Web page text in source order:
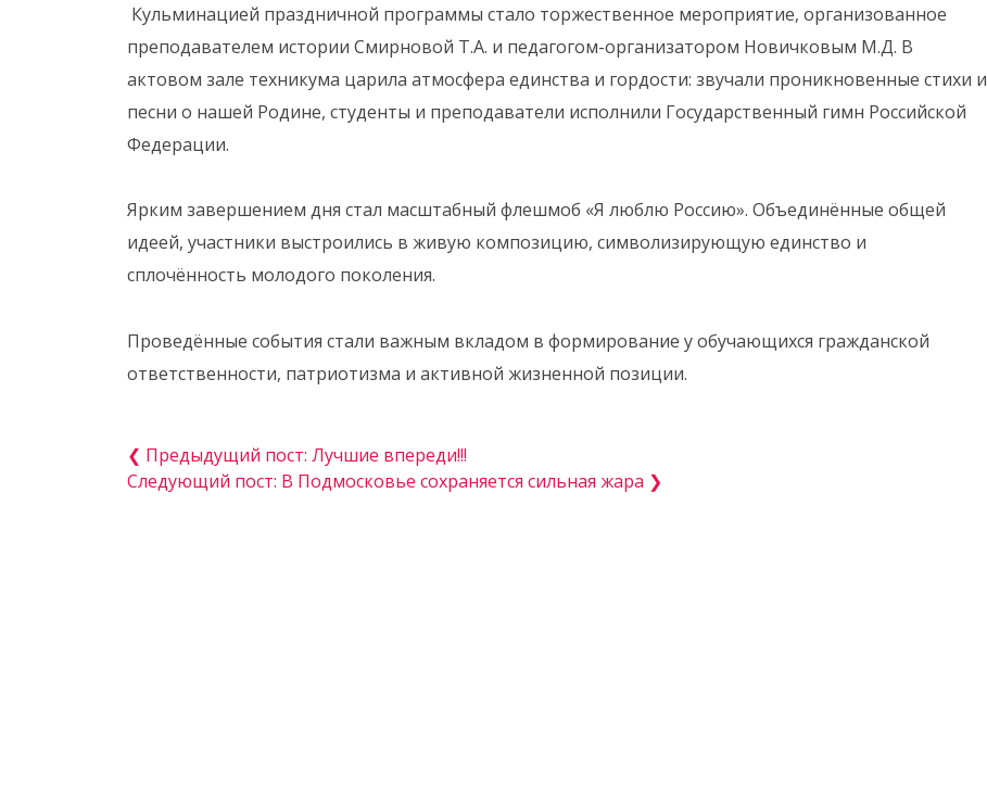
️ Кульминацией праздничной программы стало торжественное мероприятие, организованное
преподавателем истории Смирновой Т.А. и педагогом-организатором Новичковым М.Д. В
актовом зале техникума царила атмосфера единства и гордости: звучали проникновенные стихи и
песни о нашей Родине, студенты и преподаватели исполнили Государственный гимн Российской
Федерации.
Ярким завершением дня стал масштабный флешмоб «Я люблю Россию». Объединённые общей
идеей, участники выстроились в живую композицию, символизирующую единство и
сплочённость молодого поколения.
Проведённые события стали важным вкладом в формирование у обучающихся гражданской
ответственности, патриотизма и активной жизненной позиции.
❮ Предыдущий пост: Лучшие впереди!!!
Следующий пост: В Подмосковье сохраняется сильная жара ❯